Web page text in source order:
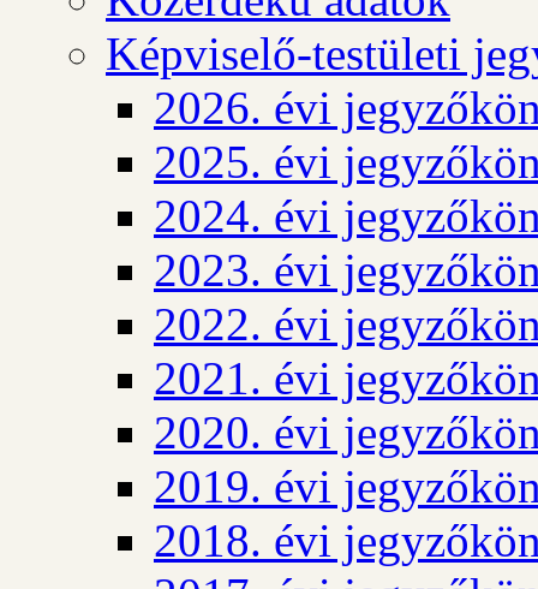
Képviselő-testületi
2026. évi
2025. évi
2024. évi
2023. évi
2022. évi
2021. évi
2020. évi
2019. évi
2018. évi